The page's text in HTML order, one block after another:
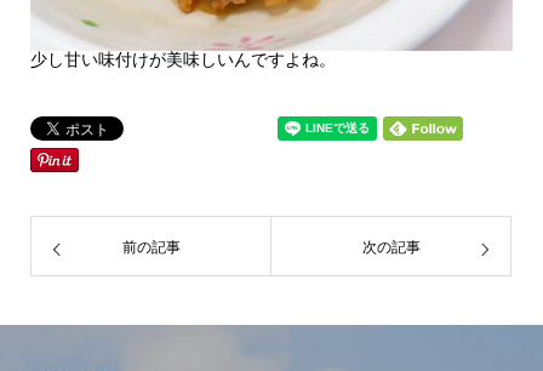
少し甘い味付けが美味しいんですよね。
前の記事 次の記事